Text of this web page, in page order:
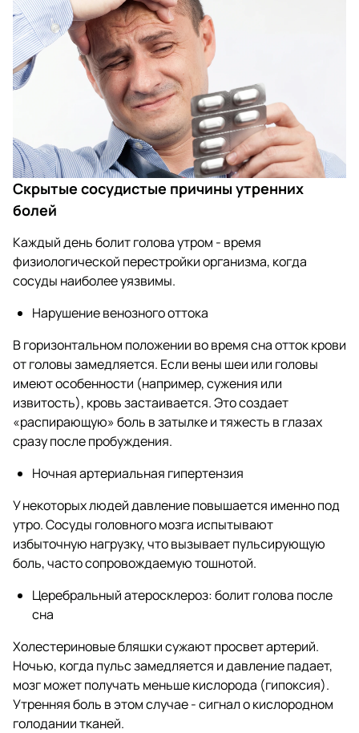
Скрытые сосудистые причины утренних
болей
Каждый день болит голова утром - время
физиологической перестройки организма, когда
сосуды наиболее уязвимы.
Нарушение венозного оттока
В горизонтальном положении во время сна отток крови
от головы замедляется. Если вены шеи или головы
имеют особенности (например, сужения или
извитость), кровь застаивается. Это создает
«распирающую» боль в затылке и тяжесть в глазах
сразу после пробуждения.
Ночная артериальная гипертензия
У некоторых людей давление повышается именно под
утро. Сосуды головного мозга испытывают
избыточную нагрузку, что вызывает пульсирующую
боль, часто сопровождаемую тошнотой.
Церебральный атеросклероз: болит голова после
сна
Холестериновые бляшки сужают просвет артерий.
Ночью, когда пульс замедляется и давление падает,
мозг может получать меньше кислорода (гипоксия).
Утренняя боль в этом случае - сигнал о кислородном
голодании тканей.